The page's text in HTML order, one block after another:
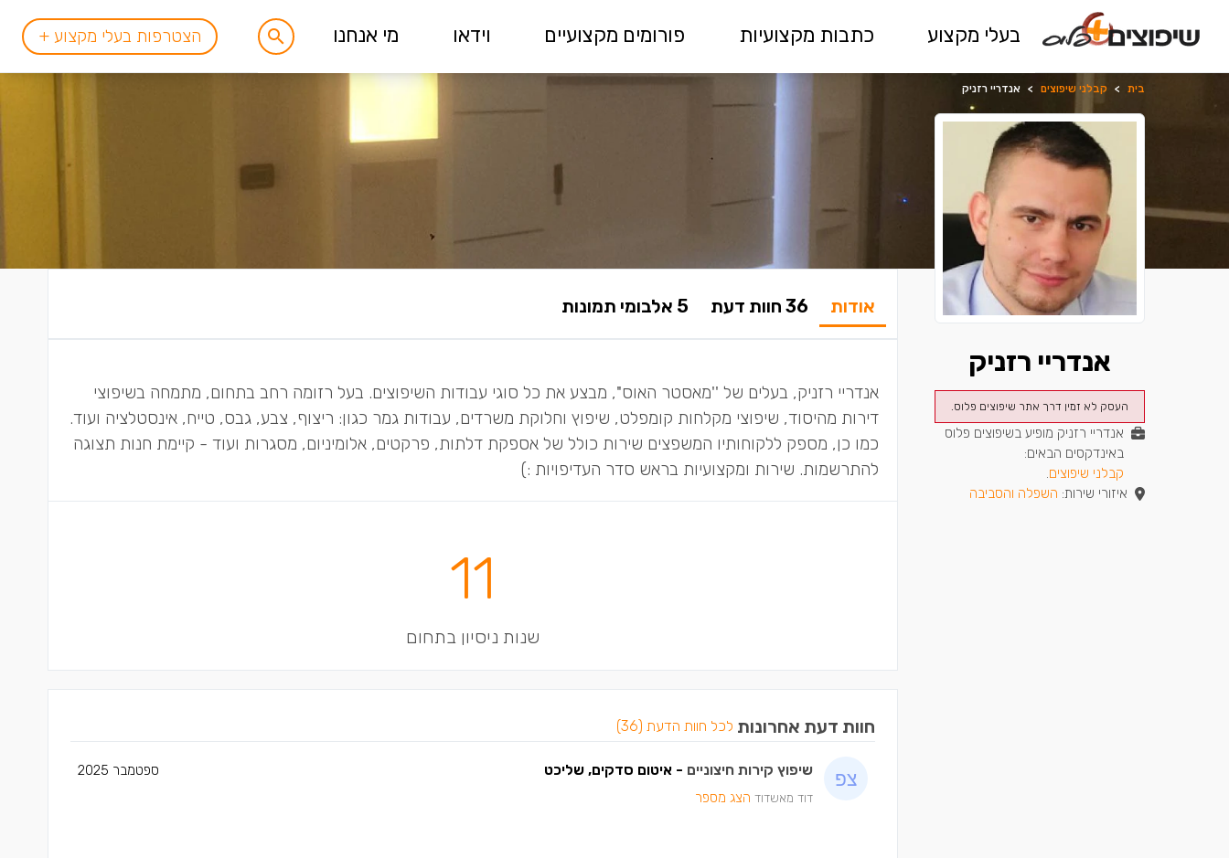
בעלי מקצוע כתבות מקצועיות פורומים מקצועיים וידאו מי אנחנו הצטרפות בעלי מקצוע +
בית > קבלני שיפוצים > אנדריי רזניק
אנדריי רזניק
העסק לא זמין דרך אתר שיפוצים פלוס.
אנדריי רזניק מופיע בשיפוצים פלוס
באינדקסים הבאים:
קבלני שיפוצים.
איזורי שירות: השפלה והסביבה
אודות 36 חוות דעת 5 אלבומי תמונות
אנדריי רזניק, בעלים של ''מאסטר האוס'', מבצע את כל סוגי עבודות השיפוצים. בעל רזומה רחב בתחום, מתמחה בשיפוצי
דירות מהיסוד, שיפוצי מקלחות קומפלט, שיפוץ וחלוקת משרדים, עבודות גמר כגון: ריצוף, צבע, גבס, טייח, אינסטלציה ועוד.
כמו כן, מספק ללקוחותיו המשפצים שירות כולל של אספקת דלתות, פרקטים, אלומיניום, מסגרות ועוד - קיימת חנות תצוגה
להתרשמות. שירות ומקצועיות בראש סדר העדיפויות :)
11
שנות ניסיון בתחום
חוות דעת אחרונות לכל חוות הדעת (36)
שיפוץ קירות חיצוניים - איטום סדקים, שליכט
דוד מאשדוד הצג מספר
ספטמבר 2025